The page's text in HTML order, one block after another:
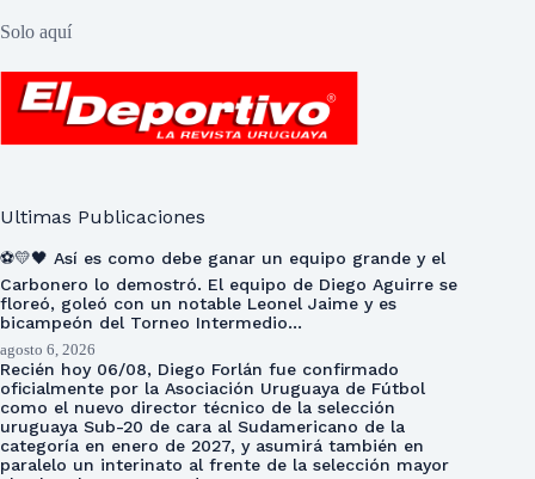
Solo aquí
Ultimas Publicaciones
⚽💛🖤 Así es como debe ganar un equipo grande y el
Carbonero lo demostró. El equipo de Diego Aguirre se
floreó, goleó con un notable Leonel Jaime y es
bicampeón del Torneo Intermedio…
agosto 6, 2026
Recién hoy 06/08, Diego Forlán fue confirmado
oficialmente por la Asociación Uruguaya de Fútbol
como el nuevo director técnico de la selección
uruguaya Sub-20 de cara al Sudamericano de la
categoría en enero de 2027, y asumirá también en
paralelo un interinato al frente de la selección mayor